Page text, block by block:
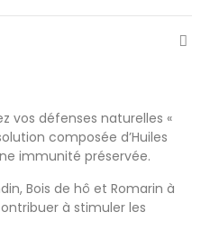
vos défenses naturelles «
composée d’Huiles
immunité préservée.
Bois de hô et Romarin à
à stimuler les